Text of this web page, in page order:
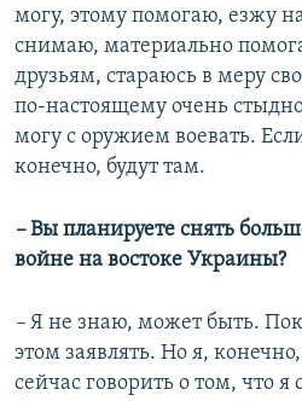
могу, этому помогаю, езжу
снимаю, материально
друзьям, стараюсь в меру
по-настоящему очень
могу с оружием воевать.
конечно, будут там.
–Вы планируете снять
войне на востоке Украины?
– Я не знаю, может быть.
этом заявлять. Но я,
сейчас говорить о том, что